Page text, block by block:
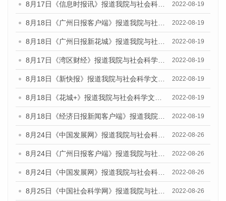
8月17日《信息时报讯》报道我院与社会科学文献出版社联合发布的《广州蓝皮书：广州经济发展报告（2022）》的媒体文章 2022-08-19
8月18日《广州日报客户端》报道我院与社会科学文献出版社联合发布的《广州蓝皮书：广州经济发展报告（2022）》的媒体文章 2022-08-19
8月18日《广州日报新花城》报道我院与社会科学文献出版社联合发布的《广州蓝皮书：广州经济发展报告（2022）》的媒体文章 2022-08-19
8月17日《湾区财经》报道我院与社会科学文献出版社联合发布的《广州蓝皮书：广州经济发展报告（2022）》的媒体文章 2022-08-19
8月18日《新快报》报道我院与社会科学文献出版社联合发布的《广州蓝皮书：广州经济发展报告（2022）》的媒体文章 2022-08-19
8月18日《花城+》报道我院与社会科学文献出版社联合发布的《广州蓝皮书：广州经济发展报告（2022）》的媒体文章 2022-08-19
8月18日《经济日报新闻客户端》报道我院与社会科学文献出版社联合发布的《广州蓝皮书：广州经济发展报告（2022）》的媒体文章 2022-08-19
8月24日《中国发展网》报道我院与社会科学文献出版社联合发布《广州蓝皮书：广州城市国际化发展报告（2022）》的媒体文章 2022-08-26
8月24日《广州日报客户端》报道我院与社会科学文献出版社联合发布《广州蓝皮书：广州城市国际化发展报告（2022）》的媒体文章 2022-08-26
8月24日《中国发展网》报道我院与社会科学文献出版社联合发布《广州蓝皮书：广州城市国际化发展报告（2022）》的媒体文章 2022-08-26
8月25日《中国社会科学网》报道我院与社会科学文献出版社联合发布《广州蓝皮书：广州城市国际化发展报告（2022）》的媒体文章 2022-08-26